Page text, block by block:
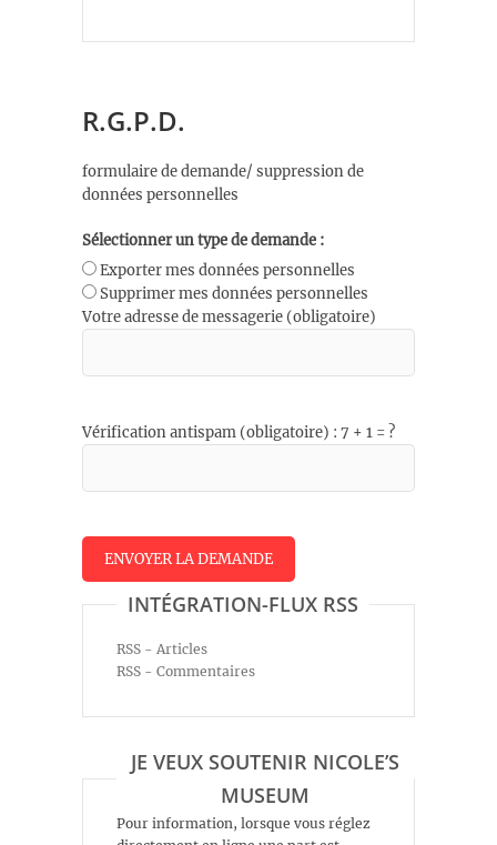
R.G.P.D.
formulaire de demande/ suppression de
données personnelles
Sélectionner un type de demande :
Exporter mes données personnelles
Supprimer mes données personnelles
Votre adresse de messagerie (obligatoire)
Vérification antispam (obligatoire) : 7 + 1 = ?
INTÉGRATION-FLUX RSS
RSS - Articles
RSS - Commentaires
JE VEUX SOUTENIR NICOLE’S
MUSEUM
Pour information, lorsque vous réglez